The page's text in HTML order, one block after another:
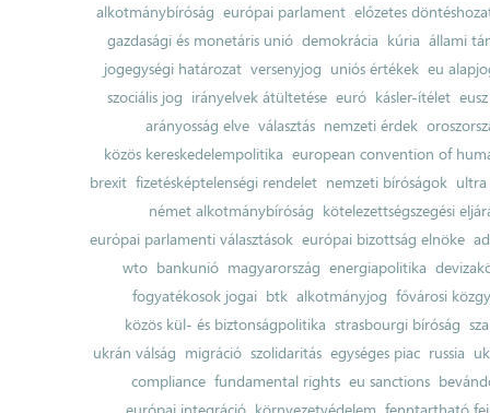
alkotmánybíróság európai parlament előzetes
gazdasági és monetáris unió demokrácia kúria állami
jogegységi határozat versenyjog uniós értékek eu
szociális jog irányelvek átültetése euró kásler-ítélet
arányosság elve választás nemzeti érdek
közös kereskedelempolitika european convention of
brexit fizetésképtelenségi rendelet nemzeti bíróságok ultra
német alkotmánybíróság kötelezettségszegési
európai parlamenti választások európai bizottság elnöke
wto bankunió magyarország energiapolitika
fogyatékosok jogai btk alkotmányjog fővárosi
közös kül- és biztonságpolitika strasbourgi bíróság
ukrán válság migráció szolidaritás egységes piac russia
compliance fundamental rights eu sanctions